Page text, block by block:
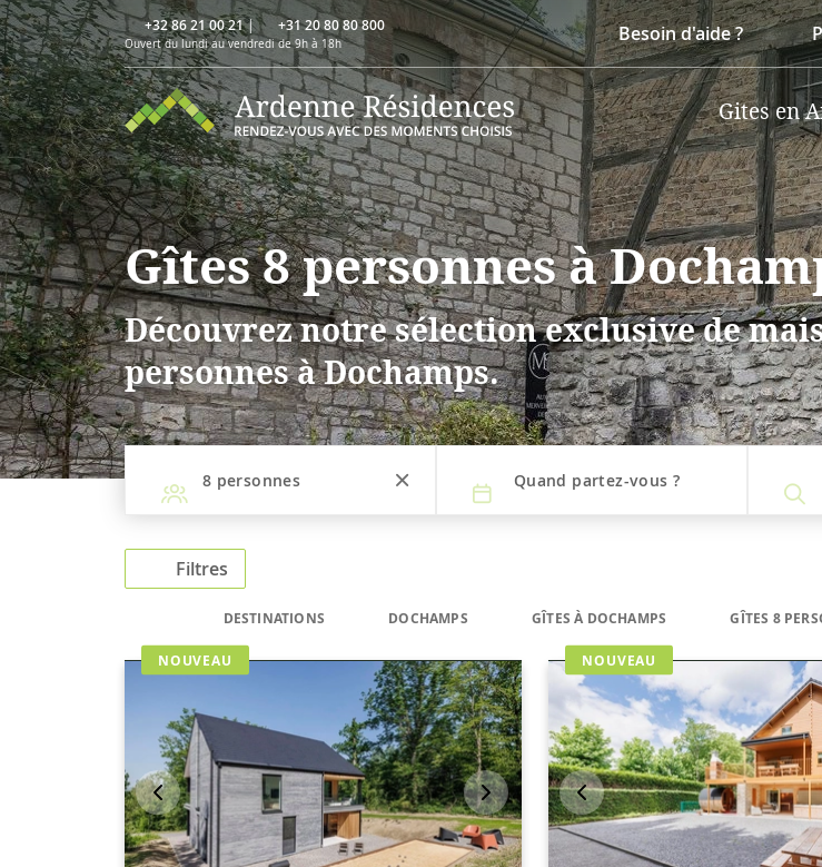
+32 86 21 00 21| +31 20 80 80 800
Ouvert du lundi au vendredi de 9h à 18h Besoin d'aide ?
Gites en
Gîtes 8 personnes à
Découvrez notre sélection exclusive de
personnes à Dochamps.
8 personnes Quand partez-vous ?
Filtres
DESTINATIONS DOCHAMPS GÎTES À DOCHAMPS GÎTES 8